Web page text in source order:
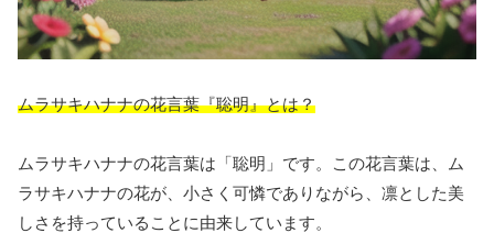
ムラサキハナナの花言葉『聡明』とは？
ムラサキハナナの花言葉は「聡明」です。この花言葉は、ム
ラサキハナナの花が、小さく可憐でありながら、凛とした美
しさを持っていることに由来しています。